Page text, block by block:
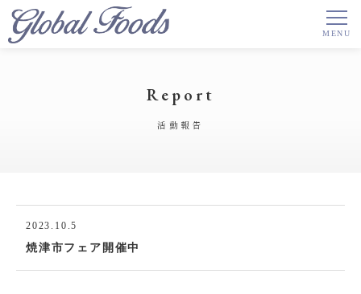
Report
活動報告
2023.10.5
焼津市フェア開催中